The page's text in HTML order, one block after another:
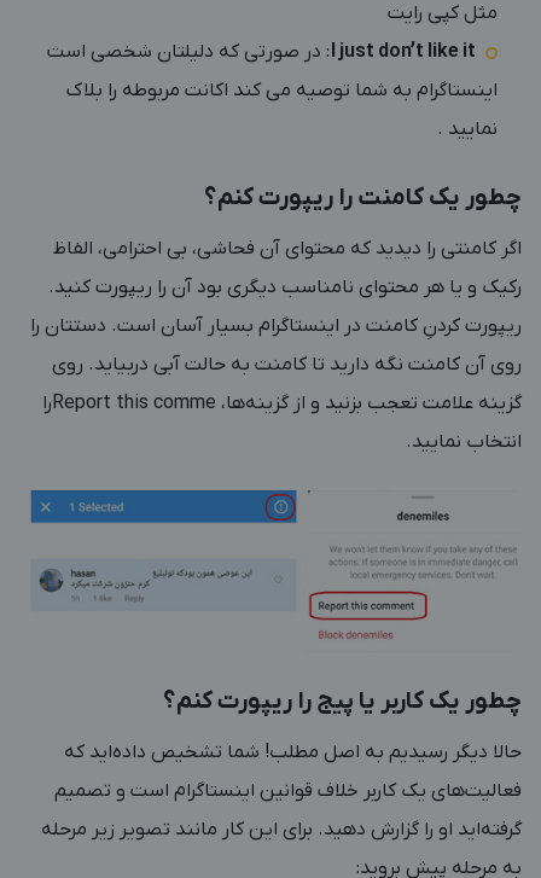
مثل کپی رایت
I just don’t like it
: در صورتی که دلیلتان شخصی است
اینستاگرام به شما توصیه می کند اکانت مربوطه را بلاک
نمایید .
چطور یک کامنت را ریپورت کنم؟
اگر کامنتی را دیدید که محتوای آن فحاشی، بی احترامی، الفاظ
رکیک و یا هر محتوای نامناسب دیگری بود آن را ریپورت کنید.
ریپورت کردنِ کامنت در اینستاگرام بسیار آسان است. دستتان را
روی آن کامنت نگه دارید تا کامنت به حالت آبی دربیاید. روی
گزینه علامت تعجب بزنید و از گزینه‌ها، Report this commeرا
انتخاب نمایید.
چطور یک کاربر یا پیج را ریپورت کنم؟
حالا دیگر رسیدیم به اصل مطلب! شما تشخیص داده‌اید که
فعالیت‌های یک کاربر خلاف قوانین اینستاگرام است و تصمیم
گرفته‌اید او را گزارش دهید. برای این کار مانند تصویر زیر مرحله
به مرحله پیش بروید: